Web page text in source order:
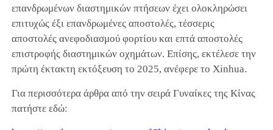
επανδρωμένων διαστημικών πτήσεων έχει ολοκληρώσει
επιτυχώς έξι επανδρωμένες αποστολές, τέσσερις
αποστολές ανεφοδιασμού φορτίου και επτά αποστολές
επιστροφής διαστημικών οχημάτων. Επίσης, εκτέλεσε την
πρώτη έκτακτη εκτόξευση το 2025, ανέφερε το Xinhua.
Για περισσότερα άρθρα από την σειρά Γυναίκες της Κίνας
πατήστε εδώ: